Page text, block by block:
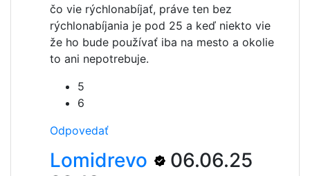
čo vie rýchlonabíjať, práve ten bez
rýchlonabíjania je pod 25 a keď niekto vie
že ho bude používať iba na mesto a okolie
to ani nepotrebuje.
5
6
Odpovedať
Lomidrevo
06.06.25